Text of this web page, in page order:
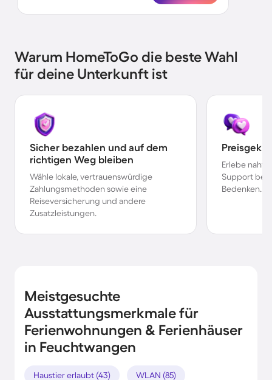
Warum HomeToGo die beste Wahl
für deine Unterkunft ist
Sicher bezahlen und auf dem
richtigen Weg bleiben
Wähle lokale, vertrauenswürdige
Zahlungsmethoden sowie eine
Reiseversicherung und andere
Zusatzleistungen.
Erlebe
Support bei
Bedenken.
Meistgesuchte
Ausstattungsmerkmale für
Ferienwohnungen & Ferienhäuser
in Feuchtwangen
Haustier erlaubt (43) WLAN (85)